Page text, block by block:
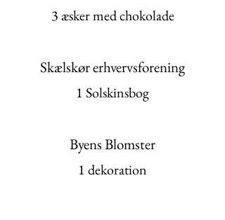
3 æsker med chokolade​
Skælskør erhvervsforening
​1 Solskinsbog
Byens Blomster
1 dekoration